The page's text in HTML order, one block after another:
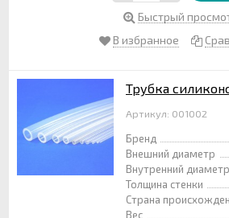
Быстрый
В избранное
Трубка
Артикул: 001002
Бренд
Внешний диаметр
Внутренний диаметр
Толщина стенки
Страна
Вес